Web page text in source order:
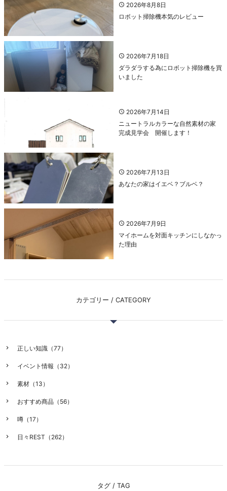
2026年8月8日
ロボット掃除機本気のレビュー
2026年7月18日
ダラダラする為にロボット掃除機を買
いました
2026年7月14日
ニュートラルカラーな自然素材の家
完成見学会 開催します！
2026年7月13日
あなたの家はイエベ？ブルベ？
2026年7月9日
マイホームを対面キッチンにしなかっ
た理由
カテゴリー / CATEGORY
正しい知識（77）
イベント情報（32）
素材（13）
おすすめ商品（56）
噂（17）
日々REST（262）
タグ / TAG